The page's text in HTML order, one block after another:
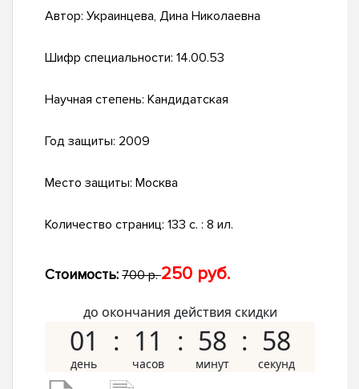
Автор: Украинцева, Дина Николаевна
Шифр специальности: 14.00.53
Научная степень: Кандидатская
Год защиты: 2009
Место защиты: Москва
Количество страниц: 133 с. : 8 ил.
Стоимость: 700 р.250 руб.
до окончания действия скидки
01 11 58 57